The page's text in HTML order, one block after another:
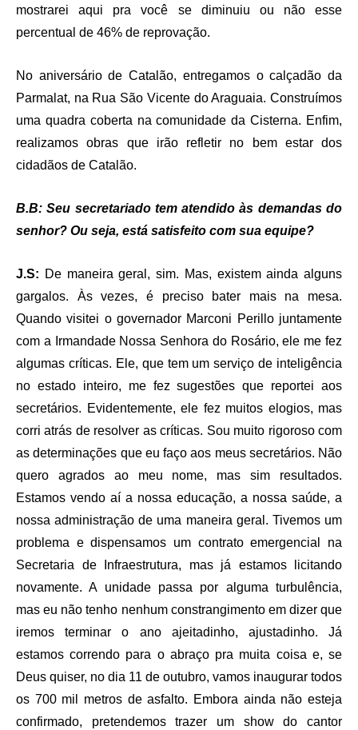
mostrarei aqui pra você se diminuiu ou não esse
percentual de 46% de reprovação.
No aniversário de Catalão, entregamos o calçadão da
Parmalat, na Rua São Vicente do Araguaia. Construímos
uma quadra coberta na comunidade da Cisterna. Enfim,
realizamos obras que irão refletir no bem estar dos
cidadãos de Catalão.
B.B: Seu secretariado tem atendido às demandas do
senhor? Ou seja, está satisfeito com sua equipe?
J.S: De maneira geral, sim. Mas, existem ainda alguns
gargalos. Às vezes, é preciso bater mais na mesa.
Quando visitei o governador Marconi Perillo juntamente
com a Irmandade Nossa Senhora do Rosário, ele me fez
algumas críticas. Ele, que tem um serviço de inteligência
no estado inteiro, me fez sugestões que reportei aos
secretários. Evidentemente, ele fez muitos elogios, mas
corri atrás de resolver as críticas. Sou muito rigoroso com
as determinações que eu faço aos meus secretários. Não
quero agrados ao meu nome, mas sim resultados.
Estamos vendo aí a nossa educação, a nossa saúde, a
nossa administração de uma maneira geral. Tivemos um
problema e dispensamos um contrato emergencial na
Secretaria de Infraestrutura, mas já estamos licitando
novamente. A unidade passa por alguma turbulência,
mas eu não tenho nenhum constrangimento em dizer que
iremos terminar o ano ajeitadinho, ajustadinho. Já
estamos correndo para o abraço pra muita coisa e, se
Deus quiser, no dia 11 de outubro, vamos inaugurar todos
os 700 mil metros de asfalto. Embora ainda não esteja
confirmado, pretendemos trazer um show do cantor